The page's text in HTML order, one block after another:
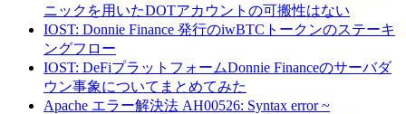
ニックを用いたDOTアカウントの可搬性はない
IOST: Donnie Finance 発行のiwBTCトークンのステーキ
ングフロー
IOST: DeFiプラットフォームDonnie Financeのサーバダ
ウン事象についてまとめてみた
Apache エラー解決法 AH00526: Syntax error ~